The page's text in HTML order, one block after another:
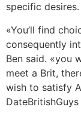
specific desires.
«You’ll find
consequently
Ben said. «you
meet a Brit,
wish to satisfy